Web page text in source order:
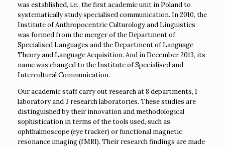
was established, i.e., the first academic unit in Poland to
systematically study specialised communication. In 2010, the
Institute of Anthropocentric Culturology and Linguistics
was formed from the merger of the Department of
Specialised Languages and the Department of Language
Theory and Language Acquisition. And in December 2013, its
name was changed to the Institute of Specialised and
Intercultural Communication.
Our academic staff carry out research at 8 departments, 1
laboratory and 3 research laboratories. These studies are
distinguished by their innovation and methodological
sophistication in terms of the tools used, such as
ophthalmoscope (eye tracker) or functional magnetic
resonance imaging (fMRI). Their research findings are made